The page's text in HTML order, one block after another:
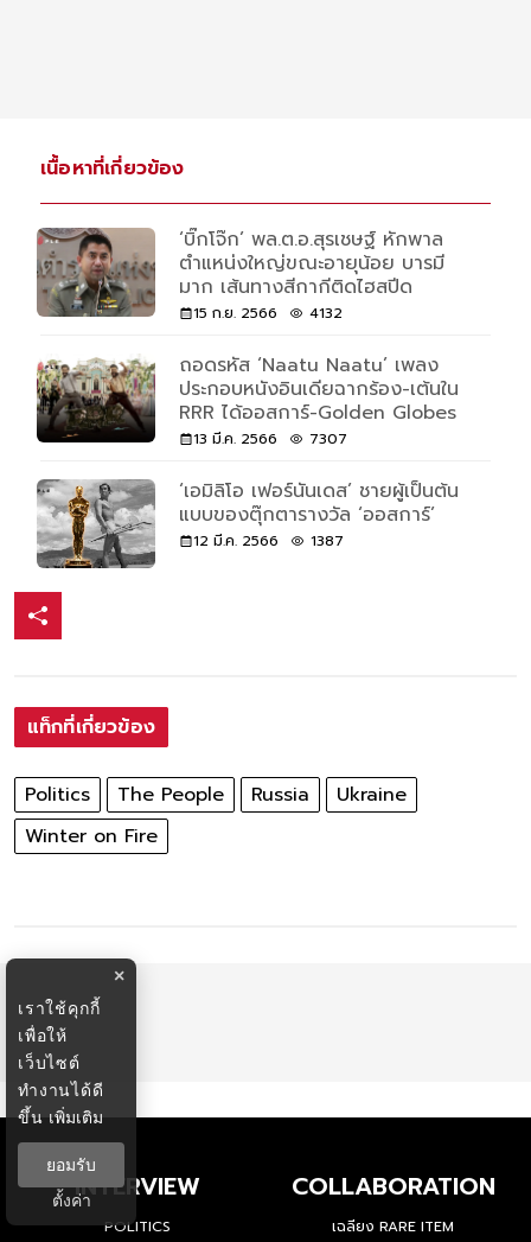
เนื้อหาที่เกี่ยวข้อง
‘บิ๊กโจ๊ก’ พล.ต.อ.สุรเชษฐ์ หักพาล
ตำแหน่งใหญ่ขณะอายุน้อย บารมี
มาก เส้นทางสีกากีติดไฮสปีด
15 ก.ย. 2566 4132
ถอดรหัส ‘Naatu Naatu’ เพลง
ประกอบหนังอินเดียฉากร้อง-เต้นใน
RRR ได้ออสการ์-Golden Globes
13 มี.ค. 2566 7307
‘เอมิลิโอ เฟอร์นันเดส’ ชายผู้เป็นต้น
แบบของตุ๊กตารางวัล ‘ออสการ์’
12 มี.ค. 2566 1387
แท็กที่เกี่ยวข้อง
Politics The People Russia
Ukraine
Winter on Fire
INTERVIEW
POLITICS
COLLABORATION
เฉลียง RARE ITEM
×
เราใช้คุกกี้
เพื่อให้
เว็บไซต์
ทำงานได้ดี
ขึ้นเพิ่มเติม
ยอมรับ
ตั้งค่า